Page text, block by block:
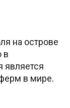
на острове
в
является
в мире.